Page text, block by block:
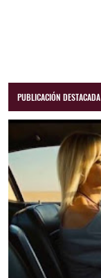
PUBLICACIÓN DESTACADA